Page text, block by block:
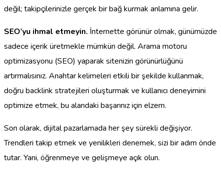
değil; takipçilerinizle gerçek bir bağ kurmak anlamına gelir.
SEO’yu ihmal etmeyin. İnternette görünür olmak, günümüzde
sadece içerik üretmekle mümkün değil. Arama motoru
optimizasyonu (SEO) yaparak sitenizin görünürlüğünü
artırmalısınız. Anahtar kelimeleri etkili bir şekilde kullanmak,
doğru backlink stratejileri oluşturmak ve kullanıcı deneyimini
optimize etmek, bu alandaki başarınız için elzem.
Son olarak, dijital pazarlamada her şey sürekli değişiyor.
Trendleri takip etmek ve yenilikleri denemek, sizi bir adım önde
tutar. Yani, öğrenmeye ve gelişmeye açık olun.